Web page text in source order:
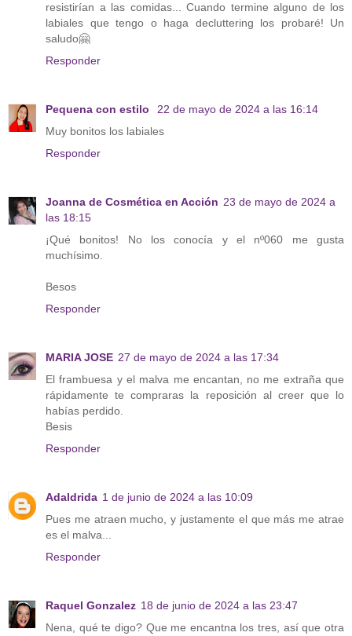
resistirían a las comidas... Cuando termine alguno de los
labiales que tengo o haga decluttering los probaré! Un
saludo🤗
Responder
Pequena con estilo
22 de mayo de 2024 a las 16:14
Muy bonitos los labiales
Responder
Joanna de Cosmética en Acción 23 de mayo de 2024 a
las 18:15
¡Qué bonitos! No los conocía y el nº060 me gusta
muchísimo.
Besos
Responder
MARIA JOSE 27 de mayo de 2024 a las 17:34
El frambuesa y el malva me encantan, no me extraña que
rápidamente te compraras la reposición al creer que lo
habías perdido.
Besis
Responder
Adaldrida 1 de junio de 2024 a las 10:09
Pues me atraen mucho, y justamente el que más me atrae
es el malva...
Responder
Raquel Gonzalez 18 de junio de 2024 a las 23:47
Nena, qué te digo? Que me encantna los tres, así que otra